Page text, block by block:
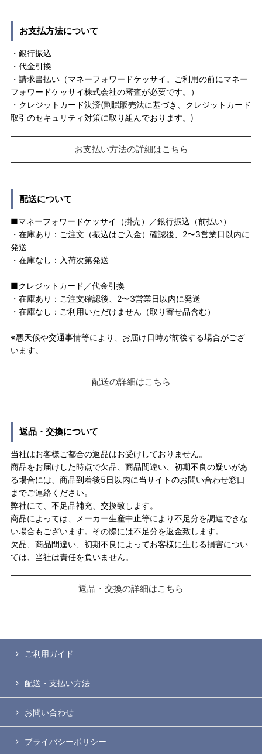
お支払方法について
・銀行振込
・代金引換
・請求書払い（マネーフォワードケッサイ。ご利用の前にマネー
フォワードケッサイ株式会社の審査が必要です。）
・クレジットカード決済(割賦販売法に基づき、クレジットカード
取引のセキュリティ対策に取り組んでおります。)
お支払い方法の詳細はこちら
配送について
■マネーフォワードケッサイ（掛売）／銀行振込（前払い）
・在庫あり：ご注文（振込はご入金）確認後、2〜3営業日以内に
発送
・在庫なし：入荷次第発送
■クレジットカード／代金引換
・在庫あり：ご注文確認後、2〜3営業日以内に発送
・在庫なし：ご利用いただけません（取り寄せ品含む）
※悪天候や交通事情等により、お届け日時が前後する場合がござ
います。
配送の詳細はこちら
返品・交換について
当社はお客様ご都合の返品はお受けしておりません。
商品をお届けした時点で欠品、商品間違い、初期不良の疑いがあ
る場合には、商品到着後5日以内に当サイトのお問い合わせ窓口
までご連絡ください。
弊社にて、不足品補充、交換致します。
商品によっては、メーカー生産中止等により不足分を調達できな
い場合もございます。その際には不足分を返金致します。
欠品、商品間違い、初期不良によってお客様に生じる損害につい
ては、当社は責任を負いません。
返品・交換の詳細はこちら
ご利用ガイド
配送・支払い方法
お問い合わせ
プライバシーポリシー